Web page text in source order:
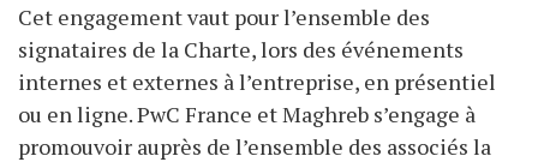
Cet engagement vaut pour l’ensemble des
signataires de la Charte, lors des événements
internes et externes à l’entreprise, en présentiel
ou en ligne. PwC France et Maghreb s’engage à
promouvoir auprès de l’ensemble des associés la